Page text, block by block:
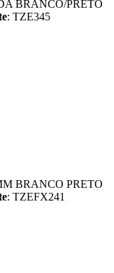
BRANCO/PRETO
: TZE345
BRANCO PRETO
: TZEFX241